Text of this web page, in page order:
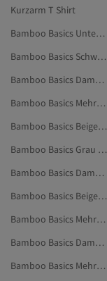
Kurzarm T Shirt
Bamboo Basics Unterhemden
Bamboo Basics Schwarz Socken
Bamboo Basics Damen Bodys
Bamboo Basics Mehrfarbig Unterwäsche & Nachtwäsche
Bamboo Basics Beige Unterwäsche & Nachtwäsche
Bamboo Basics Grau Unterwäsche & Nachtwäsche
Bamboo Basics Damen Unterwäsche & Nachtwäsche
Bamboo Basics Beige Unterhose
Bamboo Basics Mehrfarbig Unterhose
Bamboo Basics Damen Socken
Bamboo Basics Mehrfarbig Pullover